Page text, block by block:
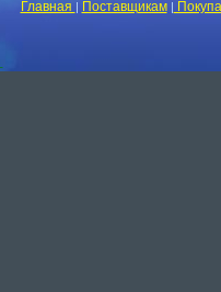
Главная | Поставщикам|